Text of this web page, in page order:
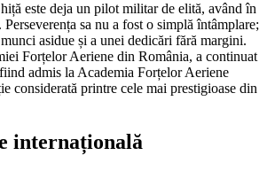
este deja un pilot militar de elită, având în
Perseverența sa nu a fost o simplă întâmplare;
asidue și a unei dedicări fără margini.
Forțelor Aeriene din România, a continuat
admis la Academia Forțelor Aeriene
considerată printre cele mai prestigioase din
internațională